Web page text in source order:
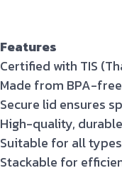
Features
Certified with TIS
Made from BPA-
Secure lid ensures
High-quality,
Suitable for all
Stackable for